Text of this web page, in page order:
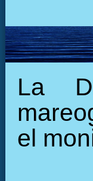
La
el